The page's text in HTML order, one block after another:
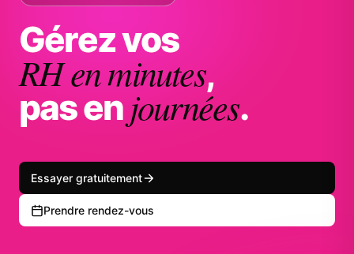
Gérez vos
RH en minutes,
pas enjournées.
Essayer gratuitement
Prendre rendez-vous